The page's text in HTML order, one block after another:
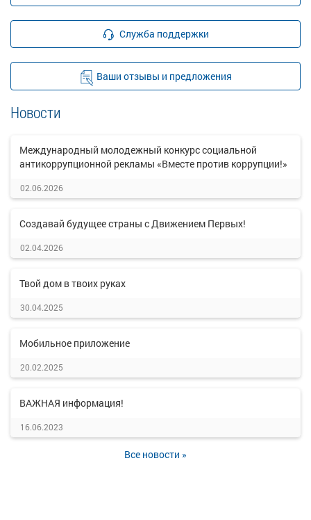
Служба поддержки
Ваши отзывы и предложения
Новости
Международный молодежный конкурс социальной
антикоррупционной рекламы «Вместе против коррупции!»
02.06.2026
Создавай будущее страны с Движением Первых!
02.04.2026
Твой дом в твоих руках
30.04.2025
Мобильное приложение
20.02.2025
ВАЖНАЯ информация!
16.06.2023
Все новости »